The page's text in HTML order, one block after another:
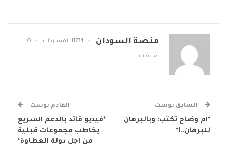
منصة السودان 11774 المشاركات 0
تعليقات
السابق بوست
*ام وضاح تكتب: وبالبرهان
للبرهان..!*
القادم بوست
*فيديو قائد بالدعم السريع
يخاطب مجموعات قبلية
من اجل دولة العطاوة*